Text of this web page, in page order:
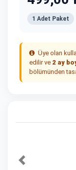
1 Adet Paket
Üye olan
edilir ve 2 ay
bölümünden
Önceki